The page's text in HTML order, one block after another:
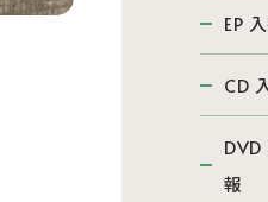
EP
CD
報